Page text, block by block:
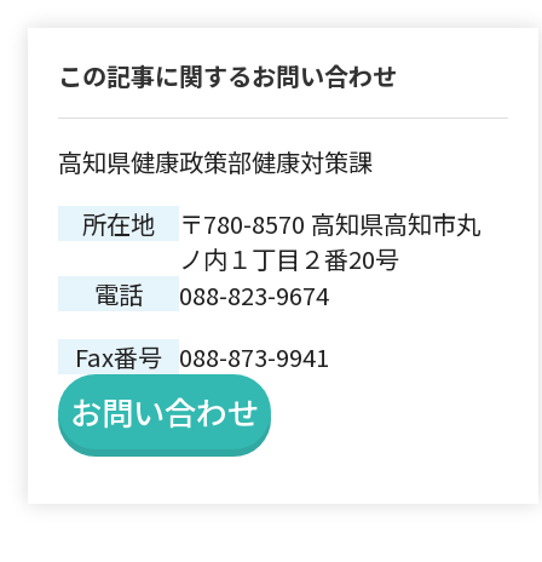
この記事に関するお問い合わせ
高知県健康政策部健康対策課
所在地
〒780-8570 高知県高知市丸
ノ内１丁目２番20号
電話
088-823-9674
Fax番号 088-873-9941
お問い合わせ